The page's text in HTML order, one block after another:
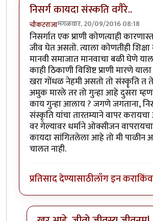
निसर्ग कायदा संस्कति वगैरे..
चौकटराजामंगळवार, 20/09/2016 08:18
निसर्गात एक प्राणी कोणत्याही
जीव घेत असतो. त्याला कोणतीही शिक्षा
मानवी समाजात मानवाचा बळी घेणे
काही ठिकाणी विशिष्ट प्राणी मारणे
खरा गोंधळ नेहमी असतो तो संस्कॄति त
अमुक मारले तर तो गुन्हा आहे दुसरा
काय गुन्हा आलाय ? जगणे जगताना,
संस्कृति यांचा तारतम्याने वापर
वर गेल्यावर धर्माने ओक्सीजन
कायदा सांगितलेला आहे तो मी
चालत नाही.
प्रतिसाद देण्यासाठीलॉग इन करा